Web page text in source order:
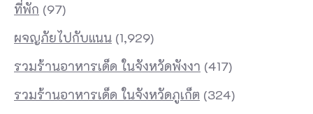
ที่พัก (97)
ผจญภัยไปกับแนน (1,929)
รวมร้านอาหารเด็ด ในจังหวัดพังงา (417)
รวมร้านอาหารเด็ด ในจังหวัดภูเก็ต (324)